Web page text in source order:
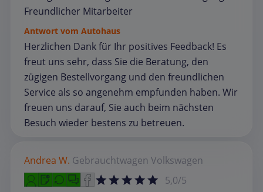
Freundlicher Mitarbeiter
Antwort vom Autohaus
Herzlichen Dank für Ihr positives Feedback! Es
freut uns sehr, dass Sie die Beratung, den
zügigen Bestellvorgang und den freundlichen
Service als so angenehm empfunden haben. Wir
freuen uns darauf, Sie auch beim nächsten
Besuch wieder bestens zu betreuen.
Andrea W. Gebrauchtwagen Volkswagen
5,0/5